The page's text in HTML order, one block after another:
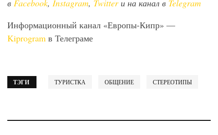
в Facebook, Instagram, Twitterи на канал в Telegram
Информационный канал «Европы-Кипр» —
Kiprogram в Телеграме
ТЭГИ ТУРИСТКА ОБЩЕНИЕ СТЕРЕОТИПЫ